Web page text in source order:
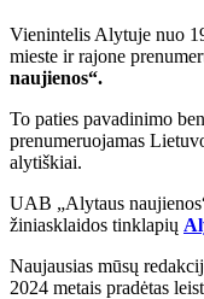
Vienintelis Alytuje nuo
mieste ir rajone
naujienos“.
To paties pavadinimo
prenumeruojamas
alytiškiai.
UAB „Alytaus
žiniasklaidos tinklapių
Naujausias mūsų
2024 metais pradėtas